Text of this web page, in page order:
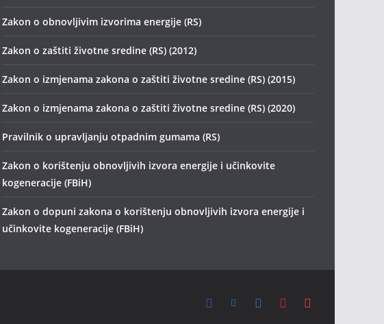
Zakon o obnovljivim izvorima energije (RS)
Zakon o zaštiti životne sredine (RS) (2012)
Zakon o izmjenama zakona o zaštiti životne sredine (RS) (2015)
Zakon o izmjenama zakona o zaštiti životne sredine (RS) (2020)
Pravilnik o upravljanju otpadnim gumama (RS)
Zakon o korištenju obnovljivih izvora energije i učinkovite
kogeneracije (FBiH)
Zakon o dopuni zakona o korištenju obnovljivih izvora energije i
učinkovite kogeneracije (FBiH)